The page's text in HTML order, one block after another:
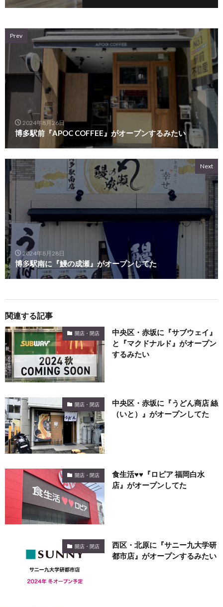
Prev
2024年8月26日
博多駅前『APOC COFFEE』がオープンするみたい
Next
2024年8月28日
博多駅南に『鰻の成瀬』がオープンしてた
関連する記事
開店・閉店
中央区・赤坂に『サブウェイ』
と『マクドナルド』がオープン
するみたい
開店・閉店
中央区・赤坂に『うどん商店 絲
（いと）』がオープンしてた
開店・閉店
食生活♥♥『ロピア 福岡白水
店』がオープンしてた
開店・閉店
西区・北原に『サニー九大学研
都市店』がオープンするみたい